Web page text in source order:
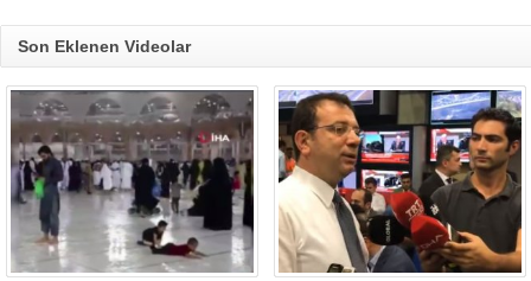
Son Eklenen Videolar